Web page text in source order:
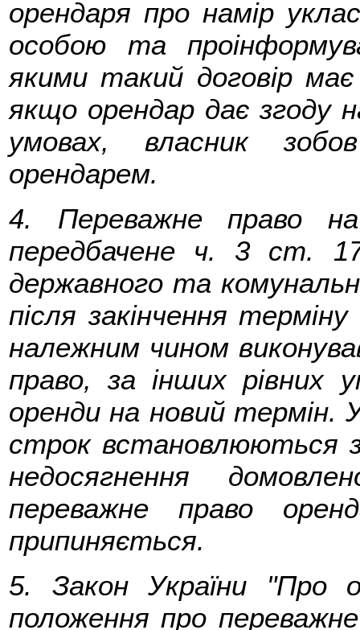
орендаря про намір
особою та
якими такий договір
якщо орендар дає згоду
умовах, власник
орендарем.
4. Переважне право на
передбачене ч. 3 ст.
державного та
після закінчення
належним чином
право, за інших рівних
оренди на новий термін.
строк встановлюються
недосягнення
переважне право
припиняється.
5. Закон України "Про
положення про